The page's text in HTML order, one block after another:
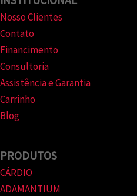
Nosso Clientes
Contato
Financimento
Consultoria
Assistência e Garantia
Carrinho
Blog
PRODUTOS
CÁRDIO
ADAMANTIUM